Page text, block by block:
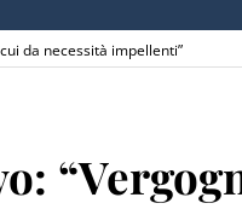
da necessità impellenti”